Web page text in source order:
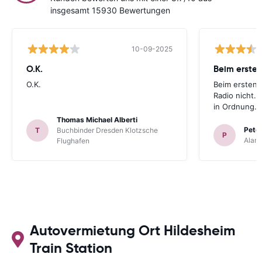
insgesamt 15930 Bewertungen
10-09-2025
O.K.
O.K.
T
Thomas Michael Alberti
Buchbinder Dresden Klotzsche
Flughafen
Beim
Beim ersten
Radio nicht.
in Ordnung.
P
Autovermietung Ort Hildesheim
Train Station